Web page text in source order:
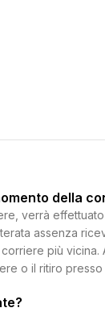
della
verrà
assenza
più vicina.
o il ritiro